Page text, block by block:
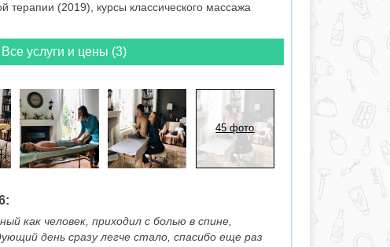
терапии (2019), курсы классического массажа
Все услуги и цены (3)
45 фото
как человек, приходил с болью в спине,
день сразу легче стало, спасибо еще раз